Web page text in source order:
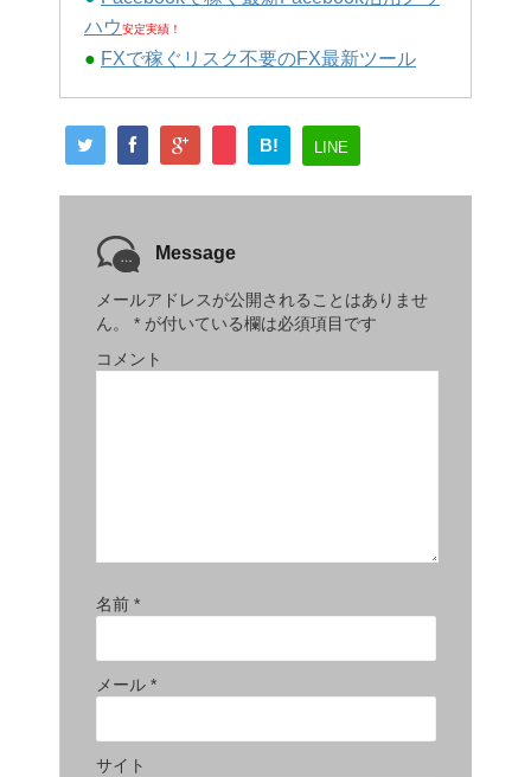
ハウ安定実績！
● FXで稼ぐリスク不要のFX最新ツール
B! LINE
Message
メールアドレスが公開されることはありませ
ん。
* が付いている欄は必須項目です
コメント
名前 *
メール *
サイト